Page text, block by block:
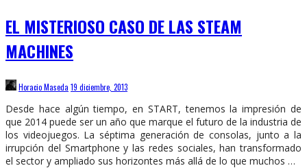
EL MISTERIOSO CASO DE LAS STEAM
MACHINES
Horacio Maseda 19 diciembre, 2013
Desde hace algún tiempo, en START, tenemos la impresión de
que 2014 puede ser un año que marque el futuro de la industria de
los videojuegos. La séptima generación de consolas, junto a la
irrupción del Smartphone y las redes sociales, han transformado
el sector y ampliado sus horizontes más allá de lo que muchos …